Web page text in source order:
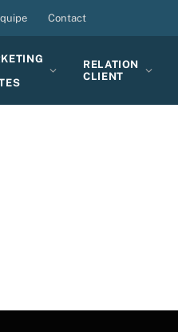
Contact
RELATION
CLIENT